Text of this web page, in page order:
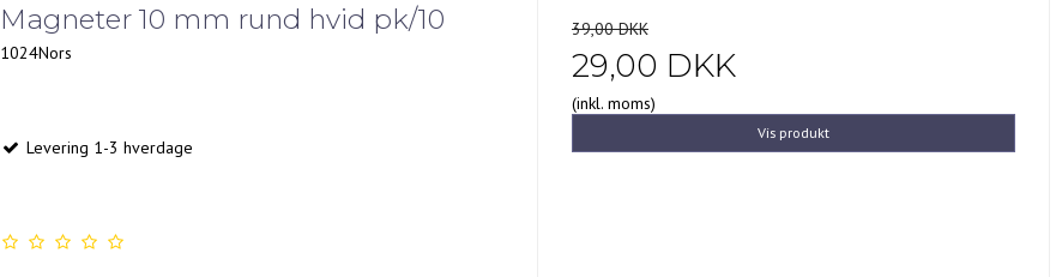
Magneter 10 mm rund hvid pk/10
1024Nors
Levering 1-3 hverdage
39,00 DKK
29,00 DKK
(inkl. moms)
Vis produkt